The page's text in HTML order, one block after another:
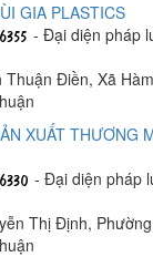
GIA PLASTICS
- Đại diện pháp
Điền, Xã
XUẤT THƯƠNG
- Đại diện pháp
Thị Định,